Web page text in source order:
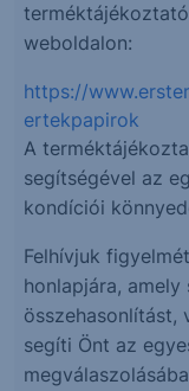
weboldalon:
https://
ertekpapirok
A
segítségével az
kondíciói
Felhívjuk
honlapjára,
összehasonlítást,
segíti Önt az